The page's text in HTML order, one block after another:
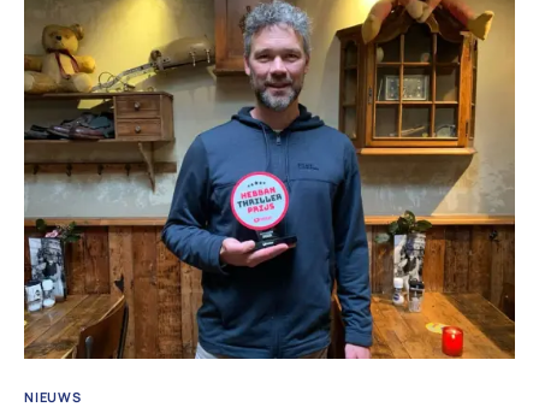
NIEUWS